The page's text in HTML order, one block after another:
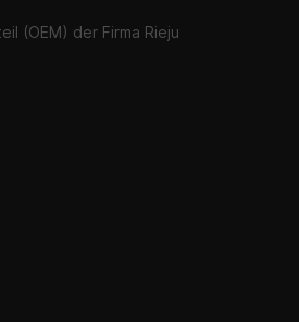
(OEM) der Firma Rieju